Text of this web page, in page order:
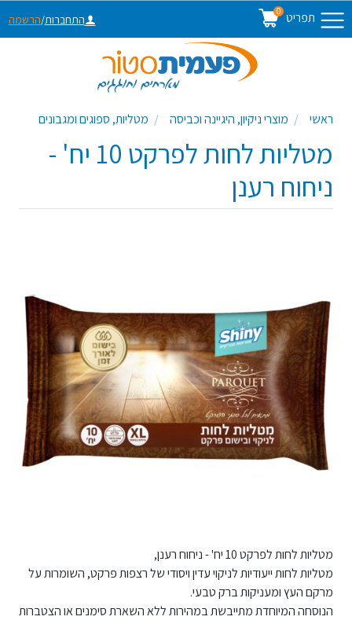
תפריט 0
התחברות/הרשמה
ראשי מוצרי ניקיון, היגיינה וכביסה מטליות, ספוגים ומגבונים
מטליות לחות לפרקט 10 יח' -
ניחוח רענן
מטליות לחות לפרקט 10 יח' - ניחוח רענן,
מטליות לחות ייעודיות לניקוי עדין ויסודי של רצפות פרקט, השומרות על
מרקם העץ ומעניקות ברק טבעי.
הנוסחה המיוחדת מתייבשת במהירות ללא השארת סימנים או הצטברות